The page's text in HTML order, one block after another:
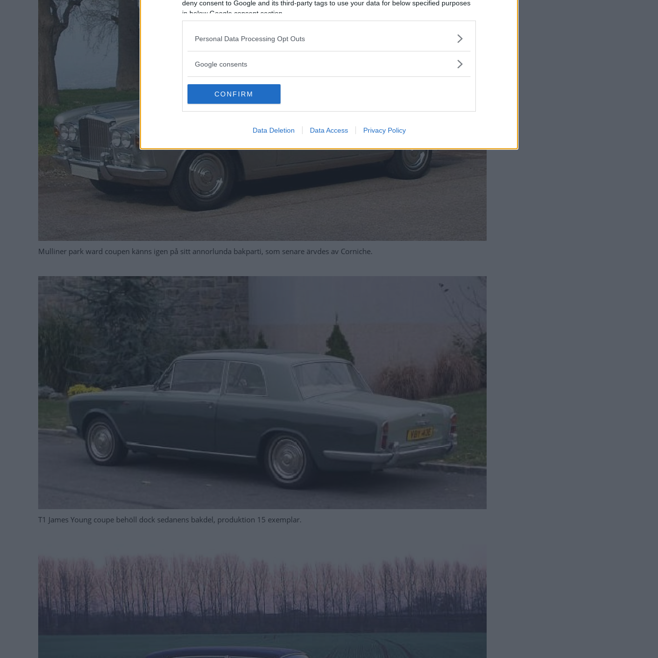
deny consent to Google and its third-party tags to use your data for below specified purposes
in below Google consent section.
Personal Data Processing Opt Outs
Google consents
CONFIRM
Data Deletion Data Access Privacy Policy
Mulliner park ward coupen känns igen på sitt annorlunda bakparti, som senare ärvdes av Corniche.
T1 James Young coupe behöll dock sedanens bakdel, produktion 15 exemplar.